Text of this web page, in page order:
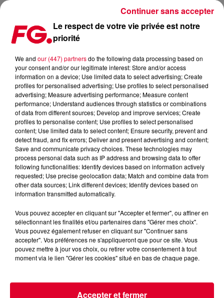
FG MIX DANCE : JONASU
Le respect de votre vie privée est notre
priorité
We and our (447) partnersdo the following data processing based on
your consent and/or our legitimate interest: Store and/or access
information on a device; Use limited data to select advertising; Create
profiles for personalised advertising; Use profiles to select personalised
advertising; Measure advertising performance; Measure content
performance; Understand audiences through statistics or combinations
of data from different sources; Develop and improve services; Create
profiles to personalise content; Use profiles to select personalised
content; Use limited data to select content; Ensure security, prevent and
detect fraud, and fix errors; Deliver and present advertising and content;
Save and communicate privacy choices. These technologies may
process personal data such as IP address and browsing data to offer
following functionalities: Identify devices based on information actively
requested; Use precise geolocation data; Match and combine data from
other data sources; Link different devices; Identify devices based on
information transmitted automatically.
Vous pouvez accepter en cliquant sur "Accepter et fermer", ou affiner en
sélectionnant les finalités et/ou partenaires dans "Gérer mes choix".
Vous pouvez également refuser en cliquant sur "Continuer sans
accepter". Vos préférences ne s'appliqueront que pour ce site. Vous
pouvez mettre à jour vos choix, ou retirer votre consentement à tout
moment via le lien "Gérer les cookies" situé en bas de chaque page.
Accepter et fermer
Continuer sans accepter